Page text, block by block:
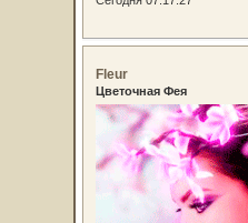
Fleur
Цветочная Фея